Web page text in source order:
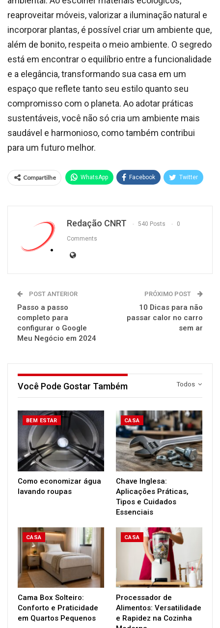
reaproveitar móveis, valorizar a iluminação natural e
incorporar plantas, é possível criar um ambiente que,
além de bonito, respeita o meio ambiente. O segredo
está em encontrar o equilíbrio entre a funcionalidade
e a elegância, transformando sua casa em um
espaço que reflete tanto seu estilo quanto seu
compromisso com o planeta. Ao adotar práticas
sustentáveis, você não só cria um ambiente mais
saudável e harmonioso, como também contribui
para um futuro melhor.
Compartilhe WhatsApp Facebook Twitter
Redação CNRT 540 Posts 0
Comments
POST ANTERIOR
Passo a passo
completo para
configurar o Google
Meu Negócio em 2024
PRÓXIMO POST
10 Dicas para não
passar calor no carro
sem ar
Todos
Você Pode Gostar Também
BEM ESTAR
Como economizar água
lavando roupas
CASA
Chave Inglesa:
Aplicações Práticas,
Tipos e Cuidados
Essenciais
CASA
Cama Box Solteiro:
Conforto e Praticidade
em Quartos Pequenos
CASA
Processador de
Alimentos: Versatilidade
e Rapidez na Cozinha